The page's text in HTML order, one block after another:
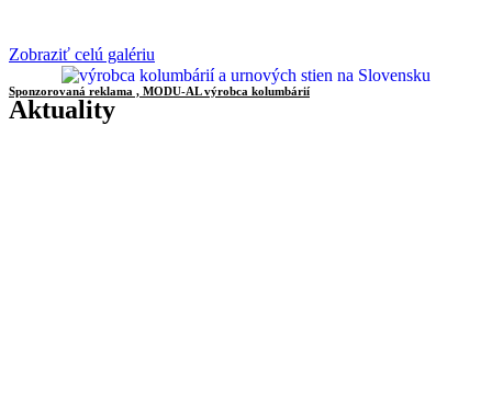
Zobraziť celú galériu
Sponzorovaná reklama , MODU-AL výrobca kolumbárií
Aktuality